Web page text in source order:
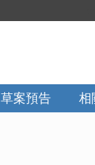
草案預告 相